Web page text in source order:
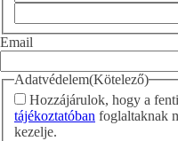
Email
Adatvédelem(Kötelező)
Hozzájárulok, hogy a
tájékoztatóban foglaltaknak
kezelje.